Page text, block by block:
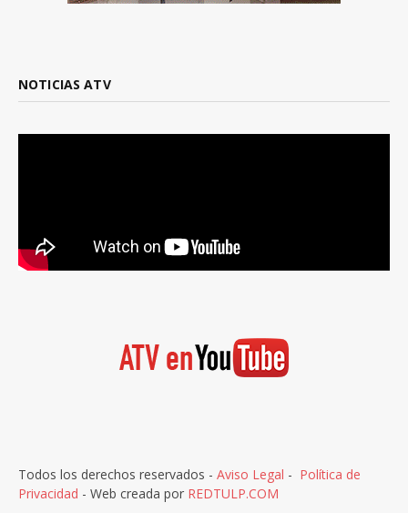
NOTICIAS ATV
Todos los derechos reservados - Aviso Legal - Política de
Privacidad - Web creada por REDTULP.COM